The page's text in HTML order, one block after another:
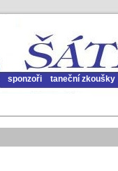
sponzoři taneční zkoušky